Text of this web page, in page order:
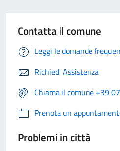
Contatta il comune
Leggi le domande
Richiedi Assistenza
Chiama il comune +39
Prenota un
Problemi in città